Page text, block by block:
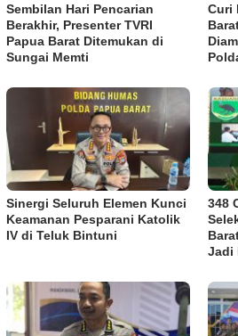
Sembilan Hari Pencarian
Berakhir, Presenter TVRI
Papua Barat Ditemukan di
Sungai Memti
Curi
Sinergi Seluruh Elemen Kunci
Keamanan Pesparani Katolik
IV di Teluk Bintuni
348
Jadi